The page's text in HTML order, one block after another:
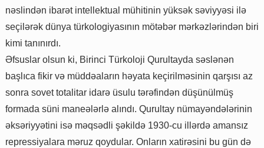
nəslindən ibarət intellektual mühitinin yüksək səviyyəsi ilə
seçilərək dünya türkologiyasının mötəbər mərkəzlərindən biri
kimi tanınırdı.
Əfsuslar olsun ki, Birinci Türkoloji Qurultayda səslənən
başlıca fikir və müddəaların həyata keçirilməsinin qarşısı az
sonra sovet totalitar idarə üsulu tərəfindən düşünülmüş
formada süni maneələrlə alındı. Qurultay nümayəndələrinin
əksəriyyətini isə məqsədli şəkildə 1930-cu illərdə amansız
repressiyalara məruz qoydular. Onların xatirəsini bu gün də